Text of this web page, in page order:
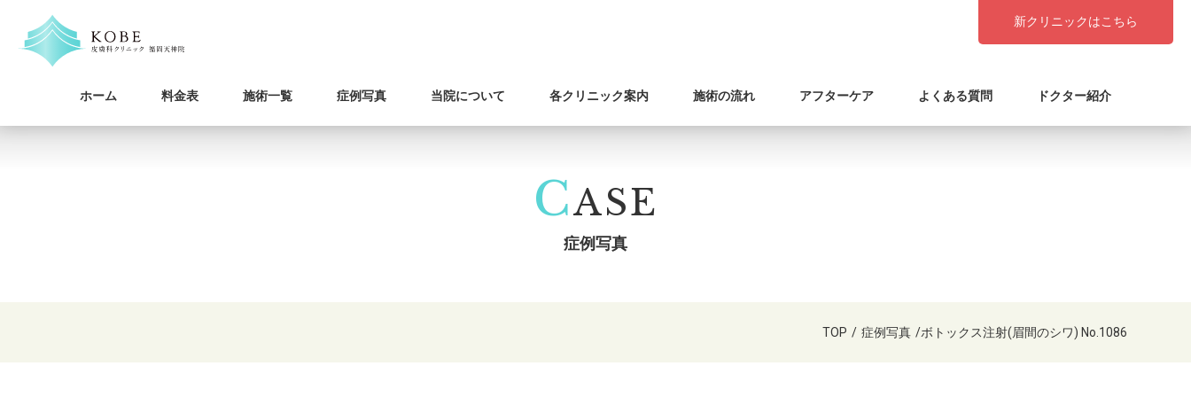
新クリニックはこちら
ホーム 料金表 施術一覧 症例写真 当院について 各クリニック案内 施術の流れ アフターケア よくある質問 ドクター紹介
CASE
症例写真
TOP / 症例写真 /ボトックス注射(眉間のシワ) No.1086